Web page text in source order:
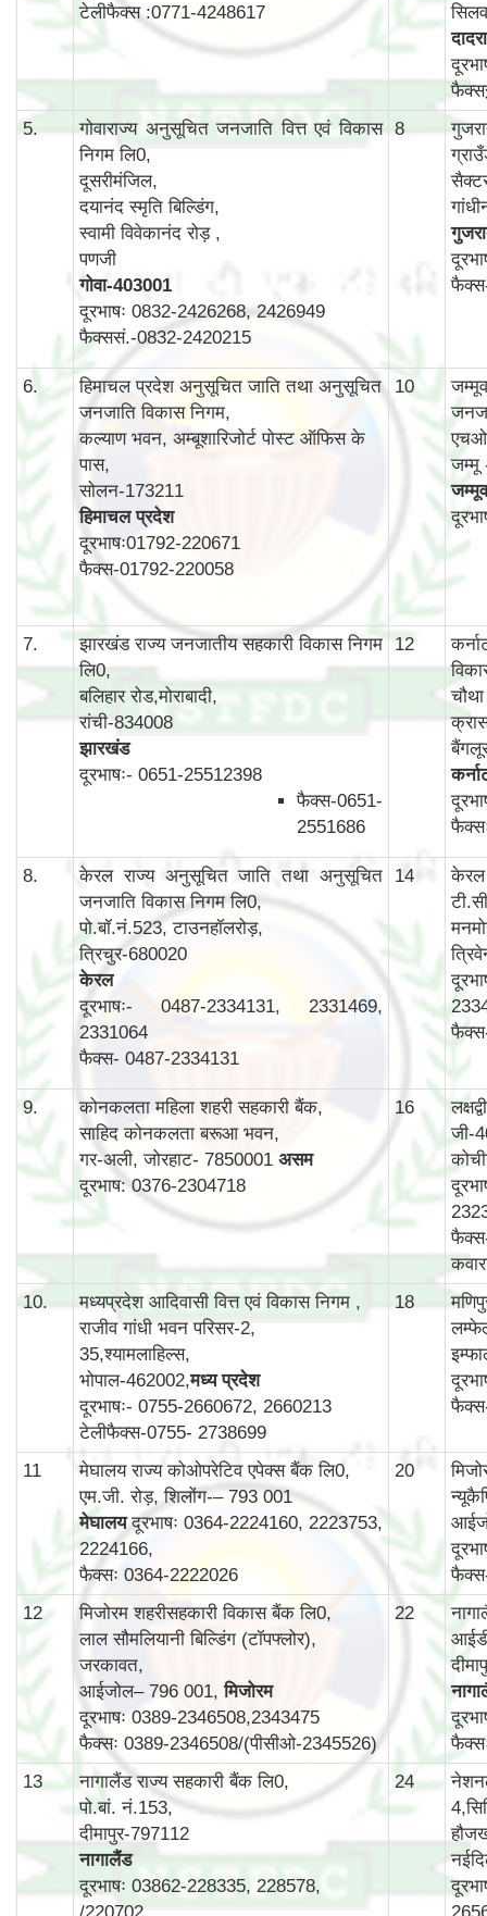
टेलीफैक्स :0771-4248617
5.
गोवाराज्य अनुसूचित जनजाति वित्त एवं विकास
निगम लि0,
दूसरीमंजिल,
दयानंद स्मृति बिल्डिंग,
स्वामी विवेकानंद रोड़ ,
पणजी
गोवा-403001
दूरभाषः 0832-2426268, 2426949
फैक्ससं.-0832-2420215
8
6.
हिमाचल प्रदेश अनुसूचित जाति तथा अनुसूचित
जनजाति विकास निगम,
कल्याण भवन, अम्बूशारिजोर्ट पोस्ट ऑफिस के
पास,
सोलन-173211
हिमाचल प्रदेश
दूरभाषः01792-220671
फैक्स-01792-220058
10
एचओ
जम्मू
7.
झारखंड राज्य जनजातीय सहकारी विकास निगम
लि0,
बलिहार रोड,मोराबादी,
रांची-834008
झारखंड
दूरभाषः- 0651-25512398
फैक्स-0651-
2551686
12
8.
केरल राज्य अनुसूचित जाति तथा अनुसूचित
जनजाति विकास निगम लि0,
पो.बॉ.नं.523, टाउनहॉलरोड़,
त्रिचुर-680020
केरल
दूरभाषः- 0487-2334131, 2331469,
2331064
फैक्स- 0487-2334131
14
केरल
9.
कोनकलता महिला शहरी सहकारी बैंक,
साहिद कोनकलता बरूआ भवन,
गर-अली, जोरहाट- 7850001 असम
दूरभाष: 0376-2304718
16
जी-
10.
मध्यप्रदेश आदिवासी वित्त एवं विकास निगम ,
राजीव गांधी भवन परिसर-2,
35,श्यामलाहिल्स,
भोपाल-462002,मध्य प्रदेश
दूरभाषः- 0755-2660672, 2660213
टेलीफैक्स-0755- 2738699
18
11
मेघालय राज्य कोओपरेटिव एपेक्स बैंक लि0,
एम.जी. रोड़, शिलोंग-– 793 001
मेघालयदूरभाषः 0364-2224160, 2223753,
2224166,
फैक्सः 0364-2222026
20
12
मिजोरम शहरीसहकारी विकास बैंक लि0,
लाल सौमलियानी बिल्डिंग (टॉपफ्लोर),
जरकावत,
आईजोल– 796 001,मिजोरम
दूरभाषः 0389-2346508,2343475
फैक्सः 0389-2346508/(पीसीओ-2345526)
22
13
नागालैंड राज्य सहकारी बैंक लि0,
पो.बां. नं.153,
दीमापुर-797112
नागालैंड
दूरभाषः 03862-228335, 228578,
/220702
24